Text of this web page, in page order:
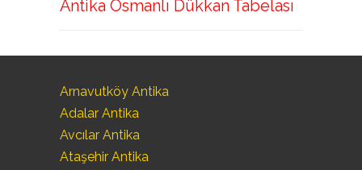
Antika Osmanlı Dükkan Tabelası
Arnavutköy Antika
Adalar Antika
Avcılar Antika
Ataşehir Antika